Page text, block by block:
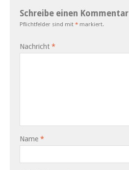
Schreibe einen Kommentar
Pflichtfelder sind mit * markiert.
Nachricht *
Name *